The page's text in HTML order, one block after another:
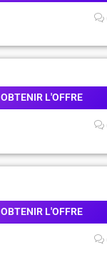
OBTENIR L'OFFRE
OBTENIR L'OFFRE